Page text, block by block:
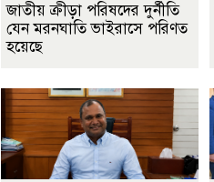
জাতীয় ক্রীড়া পরিষদের দুর্নীতি
যেন মরনঘাতি ভাইরাসে পরিণত
হয়েছে